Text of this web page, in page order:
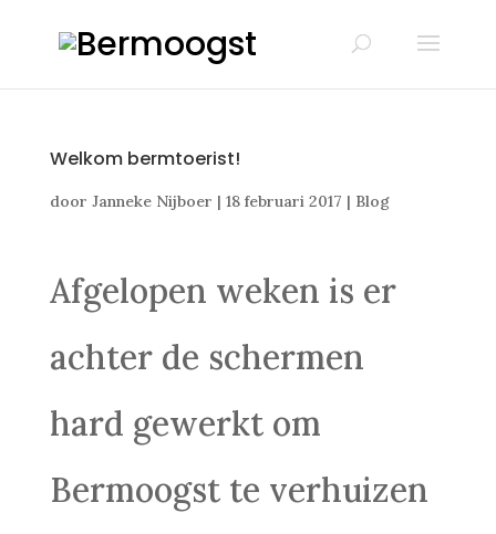
Welkom bermtoerist!
door Janneke Nijboer | 18 februari 2017 | Blog
Afgelopen weken is er
achter de schermen
hard gewerkt om
Bermoogst te verhuizen